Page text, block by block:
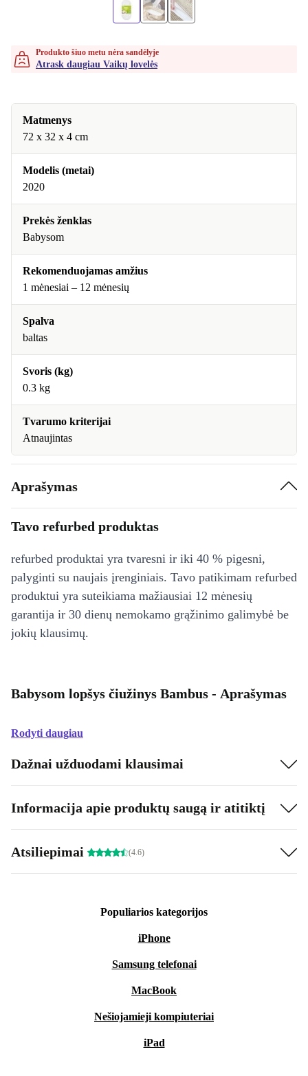
Produkto šiuo metu nėra sandėlyje
Atrask daugiau Vaikų lovelės
Matmenys
72 x 32 x 4 cm
Modelis (metai)
2020
Prekės ženklas
Babysom
Rekomenduojamas amžius
1 mėnesiai – 12 mėnesių
Spalva
baltas
Svoris (kg)
0.3 kg
Tvarumo kriterijai
Atnaujintas
Aprašymas
Tavo refurbed produktas
refurbed produktai yra tvaresni ir iki 40 % pigesni,
palyginti su naujais įrenginiais. Tavo patikimam refurbed
produktui yra suteikiama mažiausiai 12 mėnesių
garantija ir 30 dienų nemokamo grąžinimo galimybė be
jokių klausimų.
Babysom lopšys čiužinys Bambus - Aprašymas
Rodyti daugiau
Dažnai užduodami klausimai
Informacija apie produktų saugą ir atitiktį
Atsiliepimai (4.6)
Populiarios kategorijos
iPhone
Samsung telefonai
MacBook
Nešiojamieji kompiuteriai
iPad